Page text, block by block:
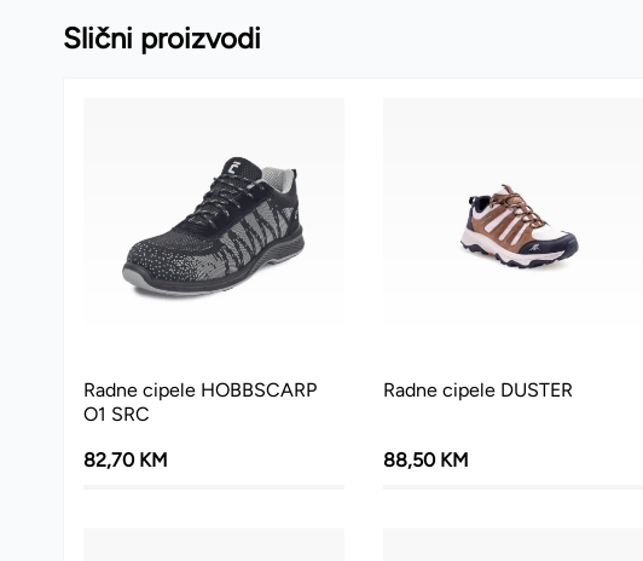
Slični proizvodi
Radne cipele HOBBSCARP
O1 SRC
82,70 KM
Radne cipele DUSTER
88,50 KM